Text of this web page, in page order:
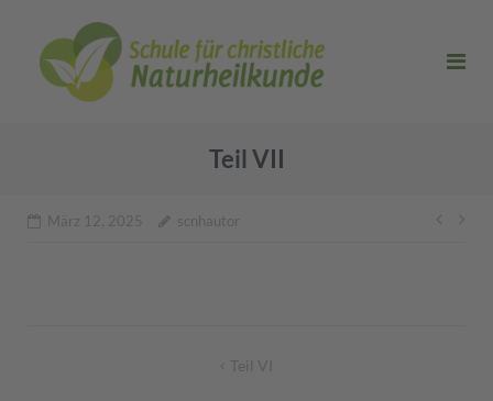
Teil VII
März 12, 2025 scnhautor
BeitragsnavigationTeil VI